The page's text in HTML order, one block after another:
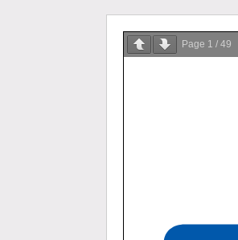
Page 1 / 49